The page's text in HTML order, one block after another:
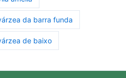
da barra funda
de baixo